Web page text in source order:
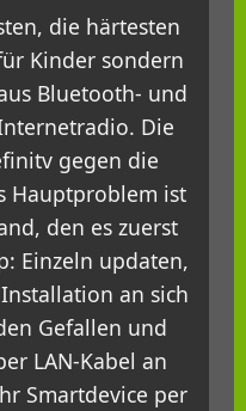
die härtesten
Kinder sondern
Bluetooth- und
Die
gegen die
Hauptproblem ist
den es zuerst
Einzeln updaten,
an sich
Gefallen und
LAN-Kabel an
Smartdevice per